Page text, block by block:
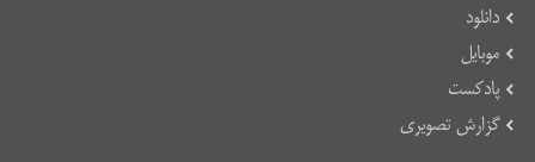
دانلود
موبایل
پادکست
گزارش تصویری